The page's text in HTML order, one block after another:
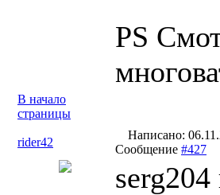
PS
В начало
страницы
rider42
Написано:
Сообщение #427